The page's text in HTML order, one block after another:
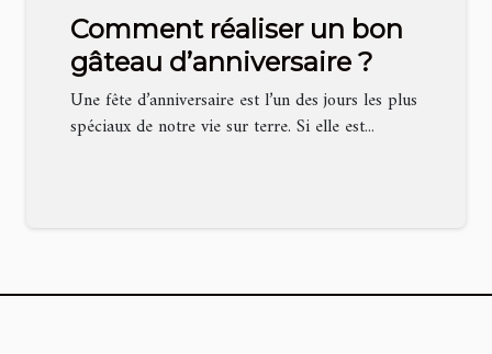
Comment réaliser un bon
gâteau d’anniversaire ?
Une fête d’anniversaire est l’un des jours les plus
spéciaux de notre vie sur terre. Si elle est...